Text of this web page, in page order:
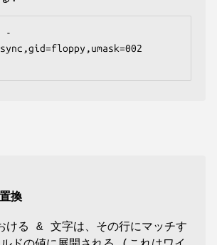
-
換
ける & 文字は、その行にマッチす